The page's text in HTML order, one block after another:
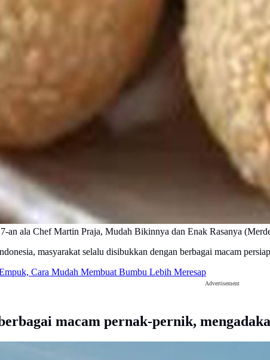
an ala Chef Martin Praja, Mudah Bikinnya dan Enak Rasanya
masyarakat selalu disibukkan dengan berbagai macam
Cara Mudah Membuat Bumbu Lebih Meresap
Advertisement
macam pernak-pernik,